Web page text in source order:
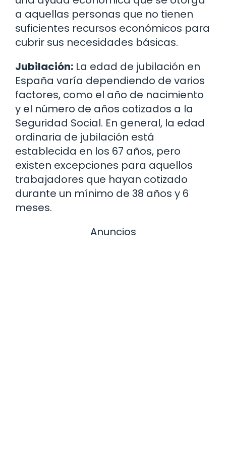
a aquellas personas que no tienen
suficientes recursos económicos para
cubrir sus necesidades básicas.
Jubilación: La edad de jubilación en
España varía dependiendo de varios
factores, como el año de nacimiento
y el número de años cotizados a la
Seguridad Social. En general, la edad
ordinaria de jubilación está
establecida en los 67 años, pero
existen excepciones para aquellos
trabajadores que hayan cotizado
durante un mínimo de 38 años y 6
meses.
Anuncios